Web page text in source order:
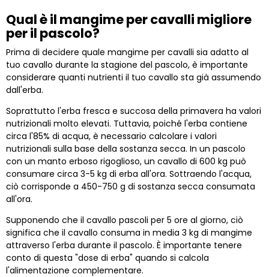
Qual è il mangime per cavalli migliore
per il pascolo?
Prima di decidere quale mangime per cavalli sia adatto al
tuo cavallo durante la stagione del pascolo, è importante
considerare quanti nutrienti il tuo cavallo sta già assumendo
dall'erba.
Soprattutto l'erba fresca e succosa della primavera ha valori
nutrizionali molto elevati. Tuttavia, poiché l'erba contiene
circa l'85% di acqua, è necessario calcolare i valori
nutrizionali sulla base della sostanza secca. In un pascolo
con un manto erboso rigoglioso, un cavallo di 600 kg può
consumare circa 3-5 kg di erba all'ora. Sottraendo l'acqua,
ciò corrisponde a 450-750 g di sostanza secca consumata
all'ora.
Supponendo che il cavallo pascoli per 5 ore al giorno, ciò
significa che il cavallo consuma in media 3 kg di mangime
attraverso l'erba durante il pascolo. È importante tenere
conto di questa "dose di erba" quando si calcola
l'alimentazione complementare.